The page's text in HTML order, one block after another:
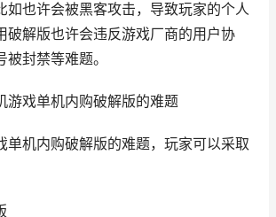
如也许会被黑客攻击，导致玩家的个人
破解版也许会违反游戏厂商的用户协
封禁等难题。
游戏单机内购破解版的难题
单机内购破解版的难题，玩家可以采取